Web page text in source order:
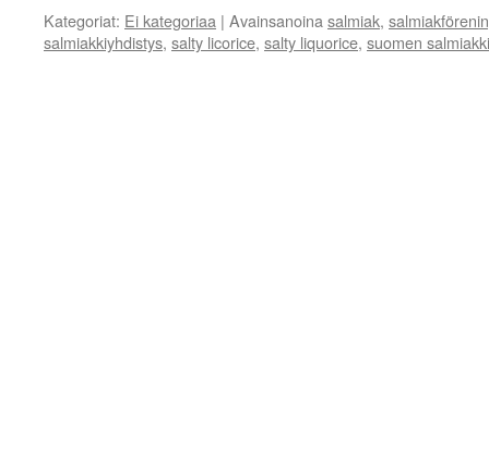
Kategoriat: Ei kategoriaa | Avainsanoina salmiak,
salmiakkiyhdistys, salty licorice, salty liquorice, suomen